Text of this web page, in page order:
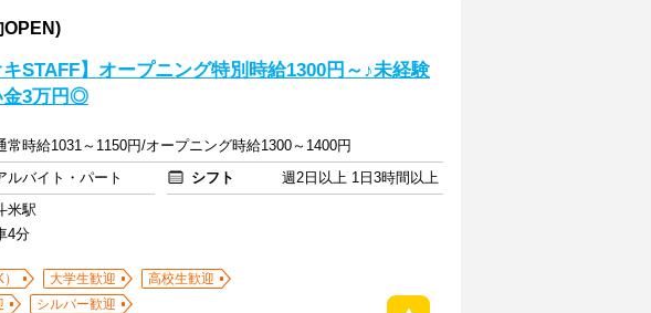
OPEN)
キSTAFF】オープニング特別時給1300円～♪未経験
金3万円◎
常時給1031～1150円/オープニング時給1300～1400円
ルバイト・パート シフト
週2日以上 1日3時間以上
米駅
4分
大学生歓迎
高校生歓迎
シルバー歓迎